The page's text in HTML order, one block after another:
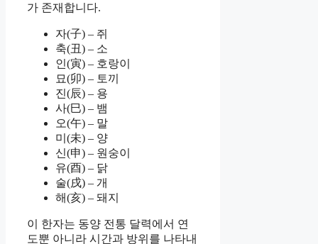
가 존재합니다.
자(子) – 쥐
축(丑) – 소
인(寅) – 호랑이
묘(卯) – 토끼
진(辰) – 용
사(巳) – 뱀
오(午) – 말
미(未) – 양
신(申) – 원숭이
유(酉) – 닭
술(戌) – 개
해(亥) – 돼지
이 한자는 동양 전통 달력에서 연
도뿐 아니라 시간과 방위를 나타내